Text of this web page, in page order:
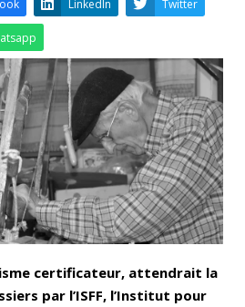
Facebook LinkedIn
Whatsapp
certificateur, attendrait la
par l’ISFF, l’Institut pour